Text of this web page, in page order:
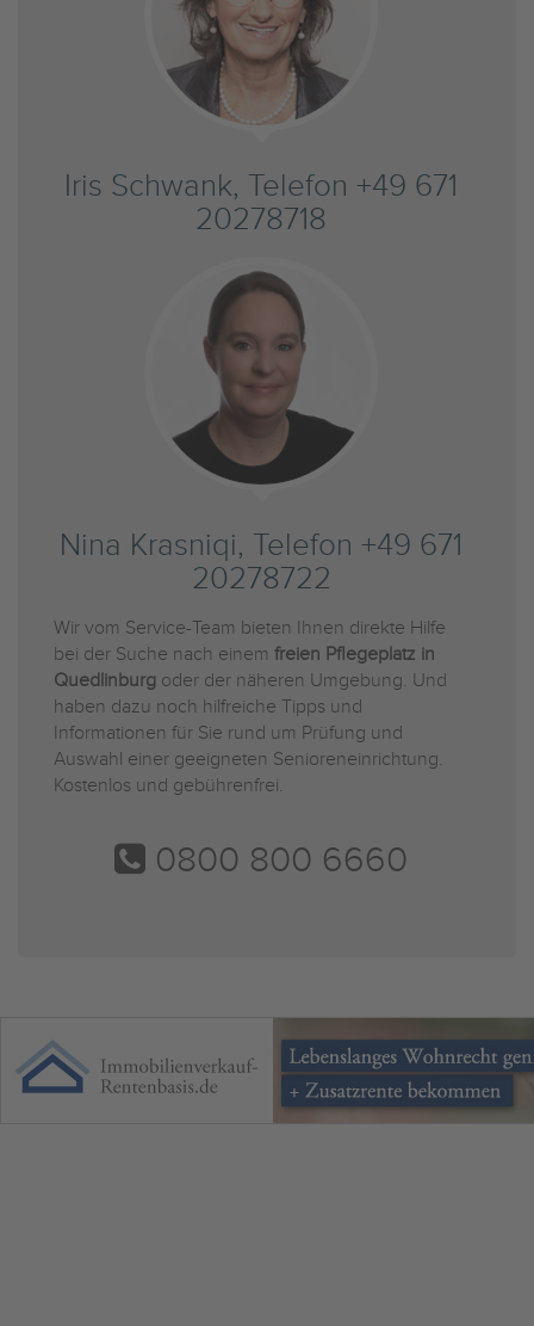
Iris Schwank, Telefon +49 671
20278718
Nina Krasniqi, Telefon +49 671
20278722
Wir vom Service-Team bieten Ihnen direkte Hilfe
bei der Suche nach einem freien Pflegeplatz in
Quedlinburg oder der näheren Umgebung. Und
haben dazu noch hilfreiche Tipps und
Informationen für Sie rund um Prüfung und
Auswahl einer geeigneten Senioreneinrichtung.
Kostenlos und gebührenfrei.
0800 800 6660